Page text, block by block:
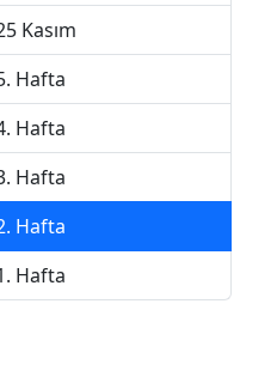
Kasım
Hafta
Hafta
Hafta
Hafta
Hafta